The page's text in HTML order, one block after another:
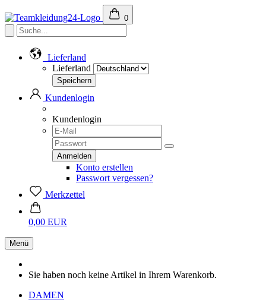
0
Lieferland
Lieferland
Kundenlogin
Kundenlogin
Konto erstellen
Passwort vergessen?
Merkzettel
0,00 EUR
Menü
Sie haben noch keine Artikel in Ihrem Warenkorb.
DAMEN